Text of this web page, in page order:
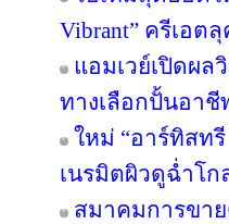
Vibrant” ครีเอ
แอมเวย์เปิดผล
ทางเลือกปั้นอาชี
ใหม่ “อาร์ทิสท
เนรมิตผิวดูฉ่ำโ
สมาคมการขาย